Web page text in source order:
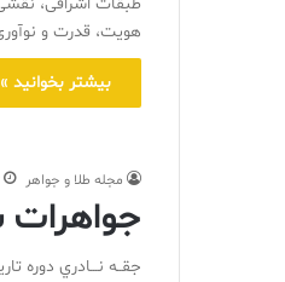
هویت، قدرت و
بیشتر بخوانید »
مجله طلا و جواهر
جواهرات
جقــه نـــادري